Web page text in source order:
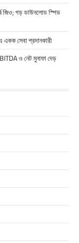
জিও; গড় ডাউনলোড স্পিড
সেবা প্রদানকারী
ও নেট মুনাফা দেড়